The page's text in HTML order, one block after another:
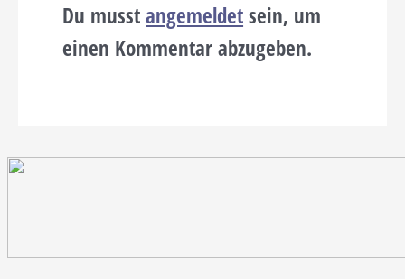
Du musstangemeldetsein, um
einen Kommentar abzugeben.